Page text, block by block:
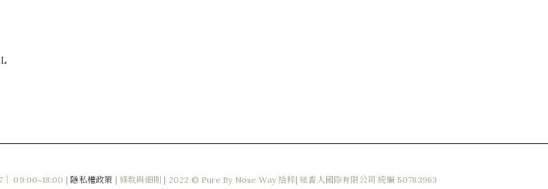
｜ 09:00~18:00 |隱私權政策 | 條款與細則 | 2022 © Pure By Nose Way 拾粹| 迷香人國際有限公司 統編 50783963